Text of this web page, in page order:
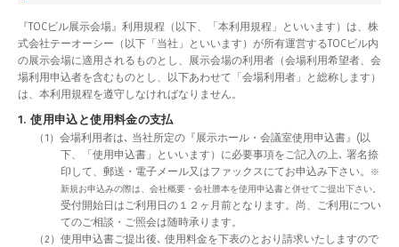
『TOCビル展示会場』利用規程（以下、「本利用規程」といいます）は、株
式会社テーオーシー（以下「当社」といいます）が所有運営するTOCビル内
の展示会場に適用されるものとし、展示会場の利用者（会場利用希望者、会
場利用申込者を含むものとし、以下あわせて「会場利用者」と総称します）
は、本利用規程を遵守しなければなりません。
1. 使用申込と使用料金の支払
（1）会場利用者は､ 当社所定の『展示ホール・会議室使用申込書』(以
下、「使用申込書」といいます）に必要事項をご記入の上､ 署名捺
印して、郵送・電子メール又はファックスにてお申込み下さい。 ※
新規お申込みの際は、会社概要・会社謄本を使用申込書と併せてご提出下さい。
受付開始日はご利用日の１２ヶ月前となります。尚、ご利用につい
てのご相談・ご照会は随時承ります。
（2）使用申込書ご提出後､ 使用料金を下表のとおり請求いたしますので